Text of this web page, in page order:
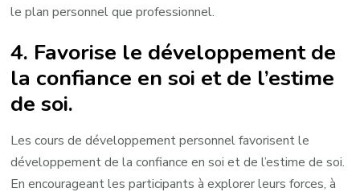
le plan personnel que professionnel.
4. Favorise le développement de
la confiance en soi et de l’estime
de soi.
Les cours de développement personnel favorisent le
développement de la confiance en soi et de l’estime de soi.
En encourageant les participants à explorer leurs forces, à